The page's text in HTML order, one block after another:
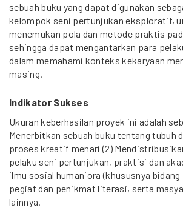
sebuah buku yang dapat digunakan
kelompok seni pertunjukan eksploratif,
menemukan pola dan metode praktis
sehingga dapat mengantarkan para
dalam memahami konteks kekaryaan
masing.
Indikator Sukses
Ukuran keberhasilan proyek ini adalah
Menerbitkan sebuah buku tentang tubuh
proses kreatif menari (2)
pelaku seni pertunjukan, praktisi dan
ilmu sosial humaniora (khususnya
pegiat dan penikmat literasi, serta
lainnya.